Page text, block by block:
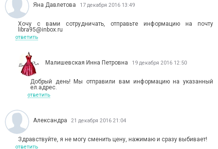
Яна Давлетова 17 декабря 2016 13:49
Хочу с вами сотрудничать, отправьте информацию на почту
libra95@inbox.ru
ответить
Малишевская Инна Петровна 19 декабря 2016 12:50
Добрый день! Мы отправили вам информацию на указанный
ел.адрес.
ответить
Александра 21 декабря 2016 21:04
Здравствуйте, я не могу сменить цену, нажимаю и сразу выбивает!
ответить